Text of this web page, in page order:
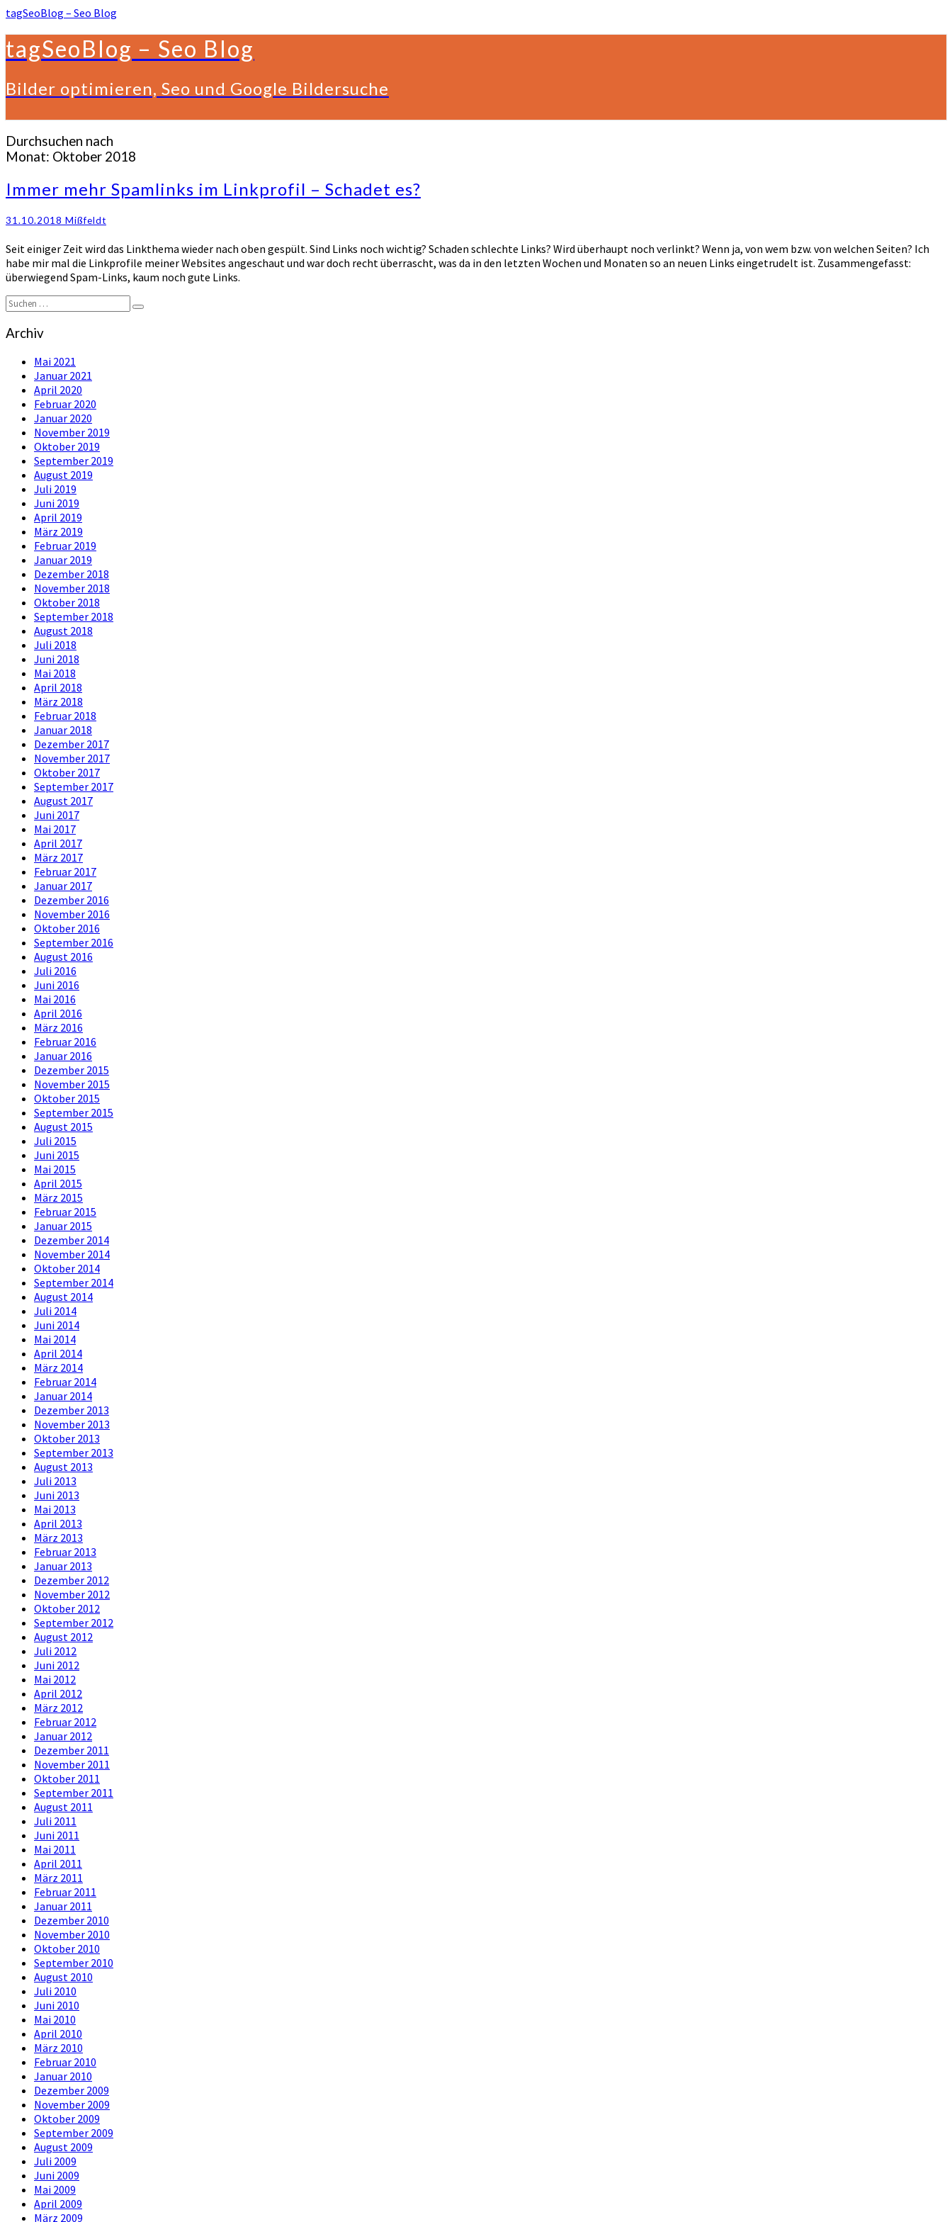
tagSeoBlog – Seo Blog
tagSeoBlog – Seo Blog
Bilder optimieren, Seo und Google Bildersuche
Durchsuchen nach
Monat: Oktober 2018
Immer
mehr
Spamlinks
im
Linkprofil
–
Schadet
es?
Immer mehr Spamlinks im Linkprofil – Schadet es?
31.10.2018 Mißfeldt
Seit einiger Zeit wird das Linkthema wieder nach oben gespült. Sind Links noch wichtig? Schaden schlechte Links? Wird überhaupt noch verlinkt? Wenn ja, von wem bzw. von welchen Seiten? Ich
habe mir mal die Linkprofile meiner Websites angeschaut und war doch recht überrascht, was da in den letzten Wochen und Monaten so an neuen Links eingetrudelt ist. Zusammengefasst:
überwiegend Spam-Links, kaum noch gute Links.
Suchen
nach:
Suchen
Archiv
Mai 2021
Januar 2021
April 2020
Februar 2020
Januar 2020
November 2019
Oktober 2019
September 2019
August 2019
Juli 2019
Juni 2019
April 2019
März 2019
Februar 2019
Januar 2019
Dezember 2018
November 2018
Oktober 2018
September 2018
August 2018
Juli 2018
Juni 2018
Mai 2018
April 2018
März 2018
Februar 2018
Januar 2018
Dezember 2017
November 2017
Oktober 2017
September 2017
August 2017
Juni 2017
Mai 2017
April 2017
März 2017
Februar 2017
Januar 2017
Dezember 2016
November 2016
Oktober 2016
September 2016
August 2016
Juli 2016
Juni 2016
Mai 2016
April 2016
März 2016
Februar 2016
Januar 2016
Dezember 2015
November 2015
Oktober 2015
September 2015
August 2015
Juli 2015
Juni 2015
Mai 2015
April 2015
März 2015
Februar 2015
Januar 2015
Dezember 2014
November 2014
Oktober 2014
September 2014
August 2014
Juli 2014
Juni 2014
Mai 2014
April 2014
März 2014
Februar 2014
Januar 2014
Dezember 2013
November 2013
Oktober 2013
September 2013
August 2013
Juli 2013
Juni 2013
Mai 2013
April 2013
März 2013
Februar 2013
Januar 2013
Dezember 2012
November 2012
Oktober 2012
September 2012
August 2012
Juli 2012
Juni 2012
Mai 2012
April 2012
März 2012
Februar 2012
Januar 2012
Dezember 2011
November 2011
Oktober 2011
September 2011
August 2011
Juli 2011
Juni 2011
Mai 2011
April 2011
März 2011
Februar 2011
Januar 2011
Dezember 2010
November 2010
Oktober 2010
September 2010
August 2010
Juli 2010
Juni 2010
Mai 2010
April 2010
März 2010
Februar 2010
Januar 2010
Dezember 2009
November 2009
Oktober 2009
September 2009
August 2009
Juli 2009
Juni 2009
Mai 2009
April 2009
März 2009